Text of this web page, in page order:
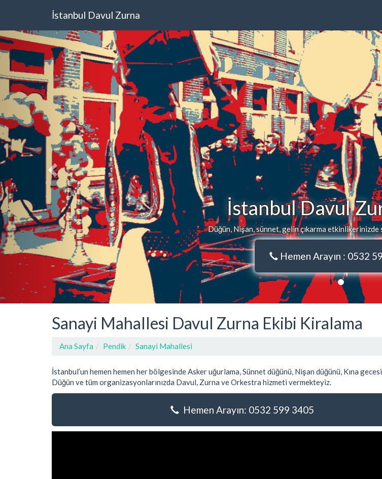
İstanbul Davul Zurna
İstanbul Davul
Düğün, Nişan, sünnet, gelin çıkarma
Hemen Arayın : 0532
Sanayi Mahallesi Davul Zurna Ekibi Kiralama
Ana Sayfa Pendik Sanayi Mahallesi
İstanbul’un hemen hemen her bölgesinde Asker uğurlama, Sünnet düğünü, Nişan düğünü, Kına
Düğün ve tüm organizasyonlarınızda Davul, Zurna ve Orkestra hizmeti vermekteyiz.
Hemen Arayın: 0532 599 3405